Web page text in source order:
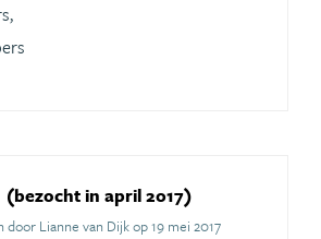
(bezocht in april 2017)
door Lianne van Dijk op 19 mei 2017